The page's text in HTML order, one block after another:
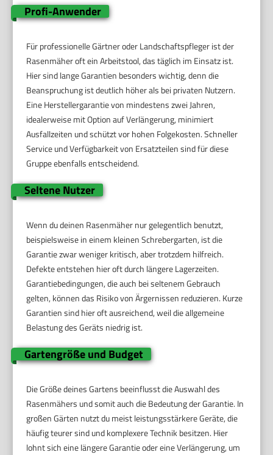
Profi-Anwender
Für professionelle Gärtner oder Landschaftspfleger ist der
Rasenmäher oft ein Arbeitstool, das täglich im Einsatz ist.
Hier sind lange Garantien besonders wichtig, denn die
Beanspruchung ist deutlich höher als bei privaten Nutzern.
Eine Herstellergarantie von mindestens zwei Jahren,
idealerweise mit Option auf Verlängerung, minimiert
Ausfallzeiten und schützt vor hohen Folgekosten. Schneller
Service und Verfügbarkeit von Ersatzteilen sind für diese
Gruppe ebenfalls entscheidend.
Seltene Nutzer
Wenn du deinen Rasenmäher nur gelegentlich benutzt,
beispielsweise in einem kleinen Schrebergarten, ist die
Garantie zwar weniger kritisch, aber trotzdem hilfreich.
Defekte entstehen hier oft durch längere Lagerzeiten.
Garantiebedingungen, die auch bei seltenem Gebrauch
gelten, können das Risiko von Ärgernissen reduzieren. Kurze
Garantien sind hier oft ausreichend, weil die allgemeine
Belastung des Geräts niedrig ist.
Gartengröße und Budget
Die Größe deines Gartens beeinflusst die Auswahl des
Rasenmähers und somit auch die Bedeutung der Garantie. In
großen Gärten nutzt du meist leistungsstärkere Geräte, die
häufig teurer sind und komplexere Technik besitzen. Hier
lohnt sich eine längere Garantie oder eine Verlängerung, um